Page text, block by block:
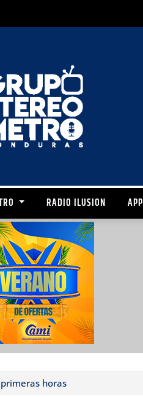
RADIO ILUSION APP
horas